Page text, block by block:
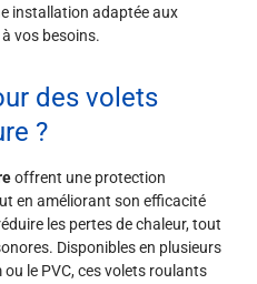
installation adaptée aux
vos besoins.
des volets
?
offrent une protection
en améliorant son efficacité
les pertes de chaleur, tout
Disponibles en plusieurs
le PVC, ces volets roulants